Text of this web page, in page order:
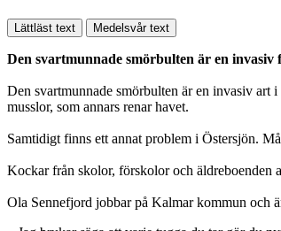
Lättläst text Medelsvår text
Den svartmunnade smörbulten är en
Den svartmunnade smörbulten är en invasiv art
musslor, som annars renar havet.
Samtidigt finns ett annat problem i Östersjön.
Kockar från skolor, förskolor och äldreboenden
Ola Sennefjord jobbar på Kalmar kommun och